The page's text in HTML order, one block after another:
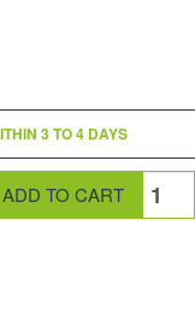
3 TO 4 DAYS